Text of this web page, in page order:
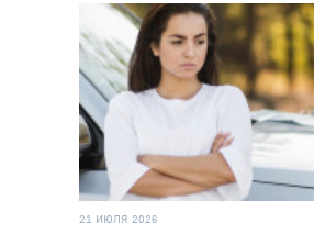
21 ИЮЛЯ 2026